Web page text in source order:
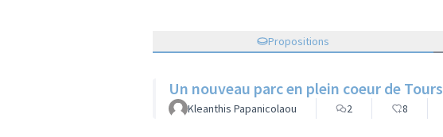
Propositions
Un nouveau parc en plein coeur de Tours
Kleanthis Papanicolaou 2 8